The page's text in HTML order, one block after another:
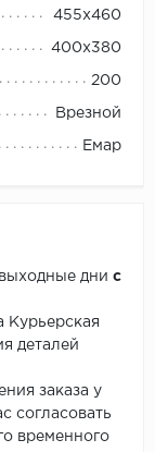
455х460
400х380
200
Врезной
Емар
дни с
Курьерская
деталей
заказа у
согласовать
временного